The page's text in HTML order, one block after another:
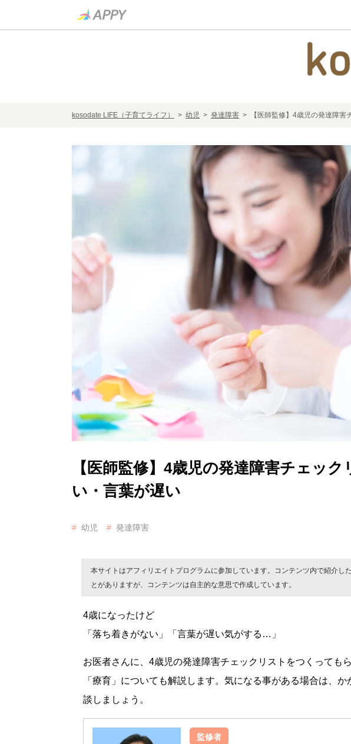
kosodate LIFE（子育てライフ） > 幼児 > 発達障害 > 【医師監修】4歳児の発達障害
【医師監修】4歳児の発達障害チェッ
い・言葉が遅い
幼児
発達障害
本サイトはアフィリエイトプログラムに参加しています。コンテンツ内で紹介し
とがありますが、コンテンツは自主的な意思で作成しています。
4歳になったけど
「落ち着きがない」「言葉が遅い気がする…」
お医者さんに、4歳児の発達障害チェックリストをつくってもら
「療育」についても解説します。気になる事がある場合は、
談しましょう。
監修者